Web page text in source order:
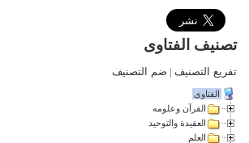
تصنيف الفتاوى
تفريع التصنيف | ضم التصنيف
الفتاوى
القرآن وعلومه
العقيدة والتوحيد
العلم